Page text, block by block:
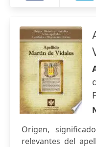
Origen,
relevantes del